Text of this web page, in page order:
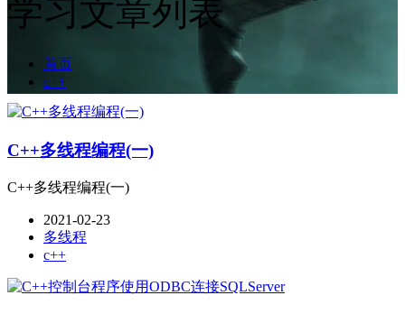
学习文章列表
首页
c++
C++多线程编程(一)
C++多线程编程(一)
2021-02-23
多线程
c++